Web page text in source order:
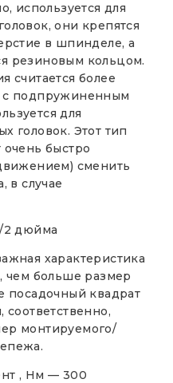
используется для
они крепятся
в шпинделе, а
резиновым кольцом.
считается более
с подпружиненным
для
головок. Этот тип
очень быстро
сменить
в случае
2 дюйма
характеристика
чем больше размер
посадочный квадрат
монтируемого/
, Нм — 300